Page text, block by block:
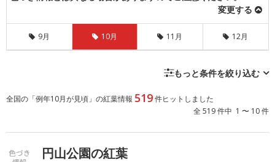
変更する
9月 10月 11月 12月
もっと条件を絞り込む
全国の「例年10月が見頃」の紅葉情報 519件ヒットしました
全 519 件中 1 〜 10 件
円山公園の紅葉